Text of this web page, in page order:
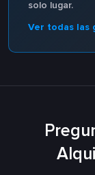
solo lugar.
Ver todas las